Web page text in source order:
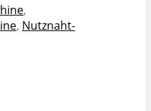
,
, Nutznaht-